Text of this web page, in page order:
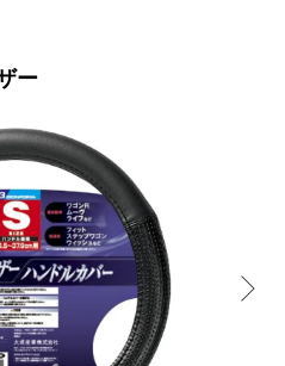
ー